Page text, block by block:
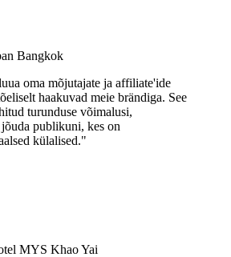
Bangkok
oma mõjutajate ja affiliate'ide
haakuvad meie brändiga. See
turunduse võimalusi,
publikuni, kes on
külalised."
MYS Khao Yai